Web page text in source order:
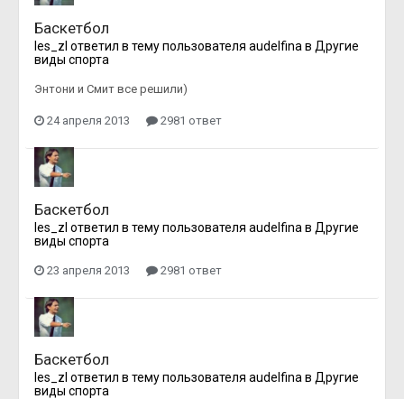
Баскетбол
les_zl ответил в тему пользователя audelfina в Другие
виды спорта
Энтони и Смит все решили)
24 апреля 2013 2981 ответ
Баскетбол
les_zl ответил в тему пользователя audelfina в Другие
виды спорта
23 апреля 2013 2981 ответ
Баскетбол
les_zl ответил в тему пользователя audelfina в Другие
виды спорта